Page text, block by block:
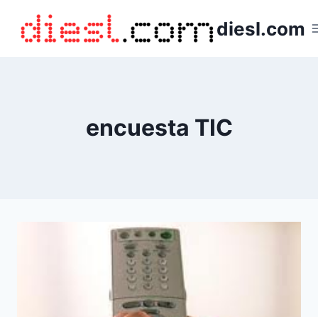
contenido
diesl.com
encuesta TIC